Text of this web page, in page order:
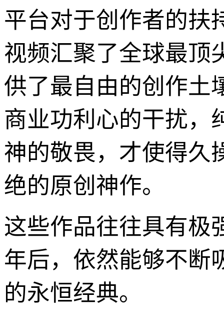
平台对于创作者的扶
视频汇聚了全球最顶
供了最自由的创作土
商业功利心的干扰，
神的敬畏，才使得久
绝的原创神作。
这些作品往往具有极
年后，依然能够不断
的永恒经典。